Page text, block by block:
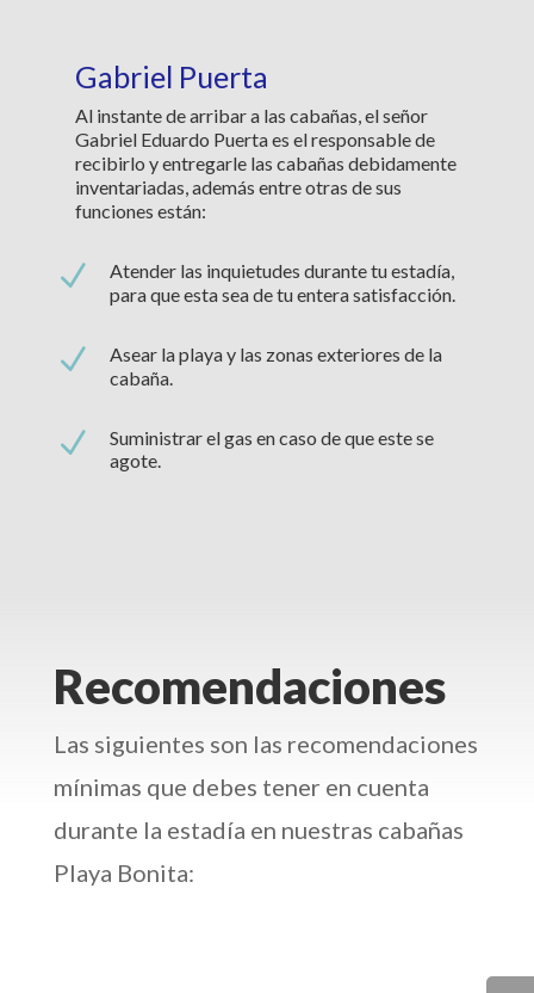
Gabriel Puerta
Al instante de arribar a las cabañas, el señor
Gabriel Eduardo Puerta es el responsable de
recibirlo y entregarle las cabañas debidamente
inventariadas, además entre otras de sus
funciones están:
N
Atender las inquietudes durante tu estadía,
para que esta sea de tu entera satisfacción.
N
Asear la playa y las zonas exteriores de la
cabaña.
N
Suministrar el gas en caso de que este se
agote.
Recomendaciones
Las siguientes son las recomendaciones
mínimas que debes tener en cuenta
durante la estadía en nuestras cabañas
Playa Bonita: